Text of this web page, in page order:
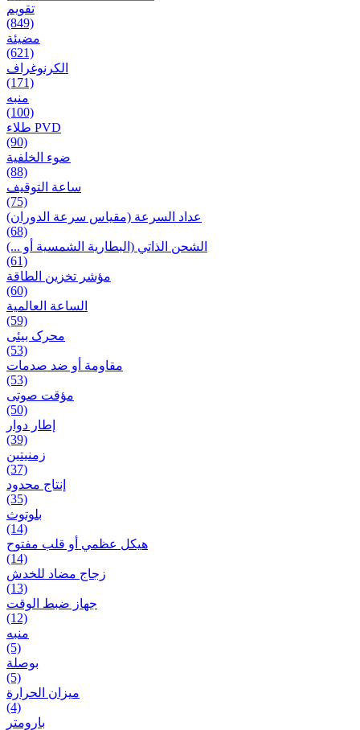
تقويم
(849)
مضيئة
(621)
الكرنوغراف
(171)
منبه
(100)
طلاء PVD
(90)
ضوء الخلفية
(88)
ساعة التوقيف
(75)
عداد السرعة (مقياس سرعة الدوران)
(68)
الشحن الذاتي (البطارية الشمسية أو ...)
(61)
مؤشر تخزين الطاقة
(60)
الساعة العالمية
(59)
محرک بیئی
(53)
مقاومة أو ضد صدمات
(53)
مؤقت صوتی
(50)
إطار دوار
(39)
زمنیتین
(37)
إنتاج محدود
(35)
بلوتوث
(14)
هيكل عظمي أو قلب مفتوح
(14)
زجاج مضاد للخدش
(13)
جهاز ضبط الوقت
(12)
منبه
(5)
بوصلة
(5)
ميزان الحرارة
(4)
بارومتر